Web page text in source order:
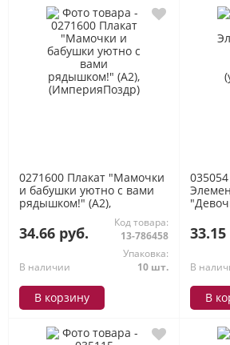
0271600 Плакат "Мамочки
и бабушки уютно с вами
рядышком!" (А2),
34.66 руб.
Код товара:
13-786458
В наличии
Упаковка:
10 шт.
В корзину
035054
В
В